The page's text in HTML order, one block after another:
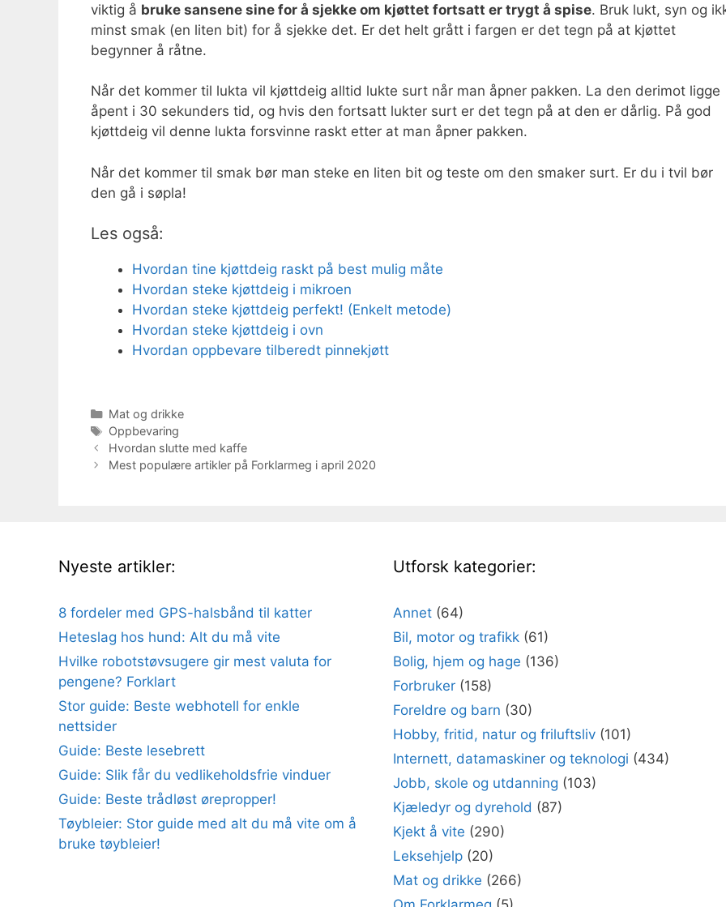
viktig å bruke sansene sine for å sjekke om kjøttet fortsatt er trygt å spise. Bruk lukt, syn og
minst smak (en liten bit) for å sjekke det. Er det helt grått i fargen er det tegn på at kjøttet
begynner å råtne.
Når det kommer til lukta vil kjøttdeig alltid lukte surt når man åpner pakken. La den derimot ligge
åpent i 30 sekunders tid, og hvis den fortsatt lukter surt er det tegn på at den er dårlig. På god
kjøttdeig vil denne lukta forsvinne raskt etter at man åpner pakken.
Når det kommer til smak bør man steke en liten bit og teste om den smaker surt. Er du i tvil bør
den gå i søpla!
Les også:
Hvordan tine kjøttdeig raskt på best mulig måte
Hvordan steke kjøttdeig i mikroen
Hvordan steke kjøttdeig perfekt! (Enkelt metode)
Hvordan steke kjøttdeig i ovn
Hvordan oppbevare tilberedt pinnekjøtt
Kategorier
Mat og drikke
Stikkord
Oppbevaring
Hvordan slutte med kaffe
Mest populære artikler på Forklarmeg i april 2020
Nyeste artikler:
8 fordeler med GPS-halsbånd til katter
Heteslag hos hund: Alt du må vite
Hvilke robotstøvsugere gir mest valuta for
pengene? Forklart
Stor guide: Beste webhotell for enkle
nettsider
Guide: Beste lesebrett
Guide: Slik får du vedlikeholdsfrie vinduer
Guide: Beste trådløst ørepropper!
Tøybleier: Stor guide med alt du må vite om å
bruke tøybleier!
Utforsk kategorier:
Annet (64)
Bil, motor og trafikk (61)
Bolig, hjem og hage (136)
Forbruker (158)
Foreldre og barn (30)
Hobby, fritid, natur og friluftsliv (101)
Internett, datamaskiner og teknologi (434)
Jobb, skole og utdanning (103)
Kjæledyr og dyrehold (87)
Kjekt å vite (290)
Leksehjelp (20)
Mat og drikke (266)